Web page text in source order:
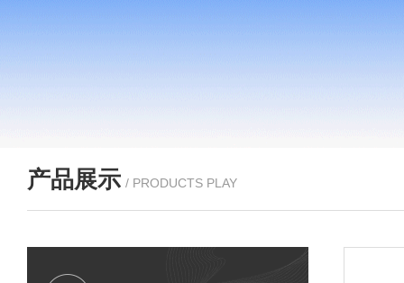
产品展示 / PRODUCTS PLAY